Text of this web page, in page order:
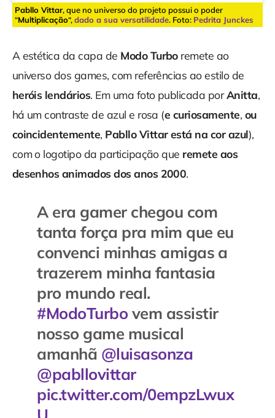
Pabllo Vittar, que no universo do projeto possui o poder
“Multiplicação“,dado a sua versatilidade. Foto: Pedrita Junckes
A estética da capa de Modo Turboremete ao
universo dos games, com referências ao estilo de
heróis lendários. Em uma foto publicada porAnitta,
há um contraste de azul e rosa (e curiosamente, ou
coincidentemente, Pabllo Vittar está na cor azul),
com o logotipo da participação que remete aos
desenhos animados dos anos 2000.
A era gamer chegou com
tanta força pra mim que eu
convenci minhas amigas a
trazerem minha fantasia
pro mundo real.
#ModoTurbo vem assistir
nosso game musical
amanhã @luisasonza
@pabllovittar
pic.twitter.com/0empzLwux